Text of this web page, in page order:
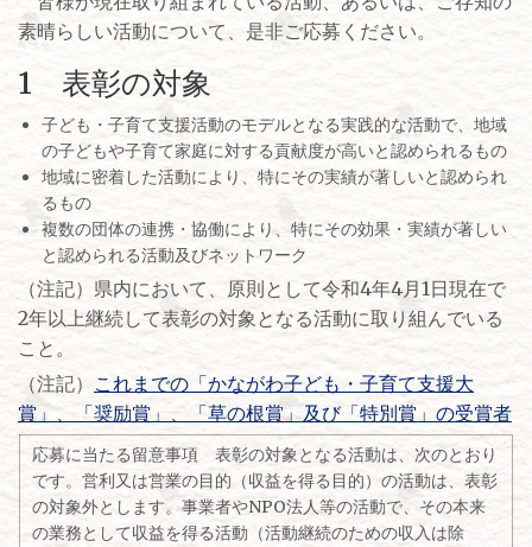
素晴らしい活動について、是非ご応募ください。
1 表彰の対象
子ども・子育て支援活動のモデルとなる実践的な活動で、地域
の子どもや子育て家庭に対する貢献度が高いと認められるもの
地域に密着した活動により、特にその実績が著しいと認められ
るもの
複数の団体の連携・協働により、特にその効果・実績が著しい
と認められる活動及びネットワーク
（注記）県内において、原則として令和4年4月1日現在で
2年以上継続して表彰の対象となる活動に取り組んでいる
こと。
（注記） これまでの「かながわ子ども・子育て支援大
賞」、「奨励賞」、「草の根賞」及び「特別賞」の受賞者
応募に当たる留意事項 表彰の対象となる活動は、次のとおり
です。営利又は営業の目的（収益を得る目的）の活動は、表彰
の対象外とします。事業者やNPO法人等の活動で、その本来
の業務として収益を得る活動（活動継続のための収入は除